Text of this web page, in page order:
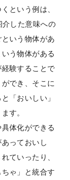
という例は、
介した意味への
いう物体があ
う物体がある
験することで
でき、そこに
「おいしい」
す。
体化ができる
っておいし
ていったり、
ゃ」と統合す